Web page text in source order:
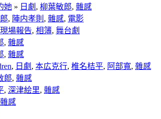
她 » 日劇 , 柳葉敏郎, 雜感
, 陣内孝則 , 雜感, 電影
現場報告, 相簿, 舞台劇
, 雜感
, 雜感
, 日劇 , 本広克行, 椎名桔平, 阿部寬, 雜感
郎, 雜感
, 深津絵里, 雜感
雜感